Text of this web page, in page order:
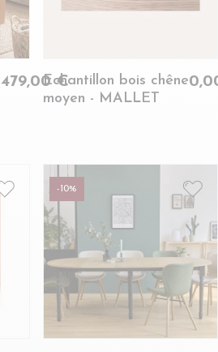
479,00 €Echantillon bois chêne
moyen - MALLET
-10%